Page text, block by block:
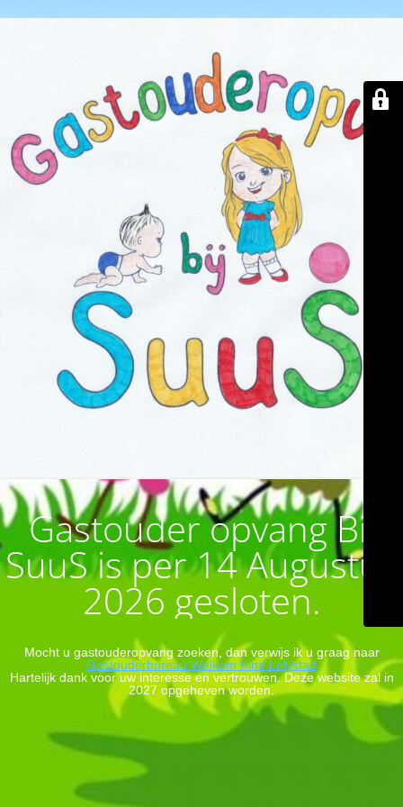
Gastouder opvang Bij
SuuS is per 14 Augustus
2026 gesloten.
Mocht u gastouderopvang zoeken, dan verwijs ik u graag naar
Gastouderbureau Welkom Kind Lelystad
Hartelijk dank voor uw interesse en vertrouwen. Deze website zal in
2027 opgeheven worden.